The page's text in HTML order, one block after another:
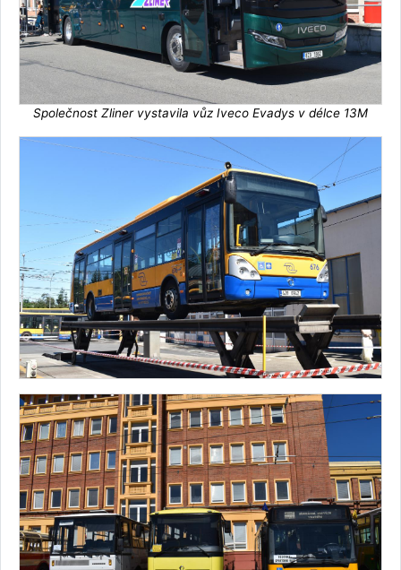
Společnost Zliner vystavila vůz Iveco Evadys v délce 13M